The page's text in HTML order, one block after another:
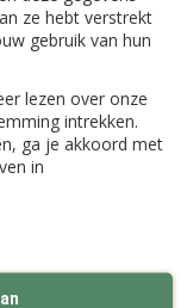
ze hebt verstrekt
gebruik van hun
lezen over onze
intrekken.
ga je akkoord met
in
je planten
van
je van je
maar
te